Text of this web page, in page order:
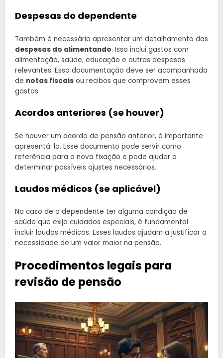
Despesas do dependente
Também é necessário apresentar um detalhamento das
despesas do alimentando. Isso inclui gastos com
alimentação, saúde, educação e outras despesas
relevantes. Essa documentação deve ser acompanhada
de notas fiscais ou recibos que comprovem esses
gastos.
Acordos anteriores (se houver)
Se houver um acordo de pensão anterior, é importante
apresentá-lo. Esse documento pode servir como
referência para a nova fixação e pode ajudar a
determinar possíveis ajustes necessários.
Laudos médicos (se aplicável)
No caso de o dependente ter alguma condição de
saúde que exija cuidados especiais, é fundamental
incluir laudos médicos. Esses laudos ajudam a justificar a
necessidade de um valor maior na pensão.
Procedimentos legais para
revisão de pensão